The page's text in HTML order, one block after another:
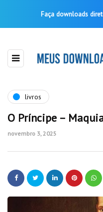
Faça downloads
livros
O Príncipe –
novembro 3, 2025